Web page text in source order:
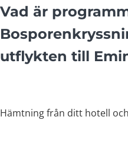
Vad är
utflykten till
Hämtning från ditt hotell